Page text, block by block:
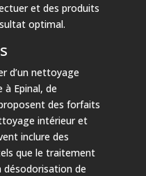
et des produits
optimal.
d’un nettoyage
Epinal, de
des forfaits
intérieur et
inclure des
que le traitement
désodorisation de